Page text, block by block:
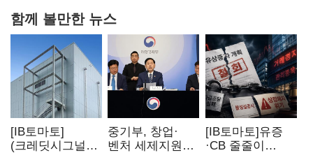
함께 볼만한 뉴스
[IB토마토]
(크레딧시그널)
중기부, 창업·
벤처 세제지원
[IB토마토]유증
·CB 줄줄이